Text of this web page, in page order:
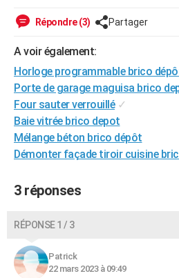
Bricolage
Lifestyle
Culture
Sport
Auto
Television
Voyage
Cinema
Répondre (3) Partager
A voir également:
Horloge programmable brico
Porte de garage maguisa brico
Four sauter verrouillé ✓
Baie vitrée brico depot
Mélange béton brico dépôt
Démonter façade tiroir cuisine
3 réponses
RÉPONSE 1 / 3
Patrick
22 mars 2023 à 09:49